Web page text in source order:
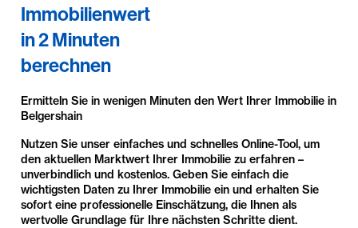
Immobilienwert
in 2 Minuten
berechnen
Ermitteln Sie in wenigen Minuten den Wert Ihrer Immobilie in
Belgershain
Nutzen Sie unser einfaches und schnelles Online-Tool, um
den aktuellen Marktwert Ihrer Immobilie zu erfahren –
unverbindlich und kostenlos. Geben Sie einfach die
wichtigsten Daten zu Ihrer Immobilie ein und erhalten Sie
sofort eine professionelle Einschätzung, die Ihnen als
wertvolle Grundlage für Ihre nächsten Schritte dient.